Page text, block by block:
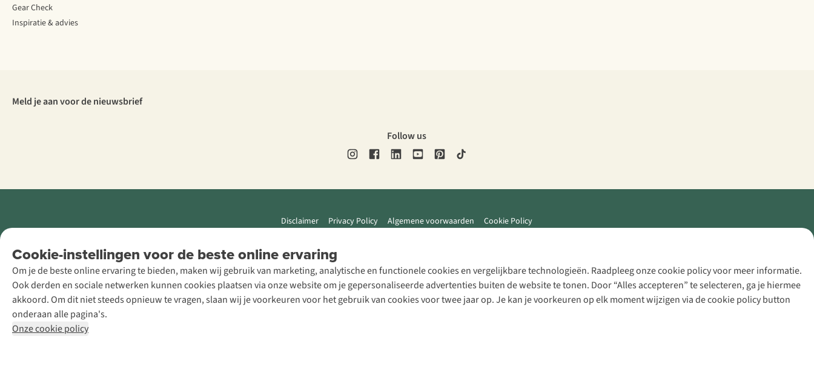
Cookie-instellingen voor de beste online ervaring
Om je de beste online ervaring te bieden, maken wij gebruik van marketing, analytische en functionele cookies en vergelijkbare technologieën. Raadpleeg onze cookie policy voor meer informatie.
Ook derden en sociale netwerken kunnen cookies plaatsen via onze website om je gepersonaliseerde advertenties buiten de website te tonen. Door “Alles accepteren” te selecteren, ga je hiermee
akkoord. Om dit niet steeds opnieuw te vragen, slaan wij je voorkeuren voor het gebruik van cookies voor twee jaar op. Je kan je voorkeuren op elk moment wijzigen via de cookie policy button
onderaan alle pagina's.
Onze cookie policy
Gear Check
Inspiratie & advies
Meld je aan voor de nieuwsbrief
Follow us
Disclaimer Privacy Policy Algemene voorwaarden Cookie Policy
Retail Concepts
NV,
Smallandlaan
9, B-2660
Hoboken
+32 (0)3 828
30 15